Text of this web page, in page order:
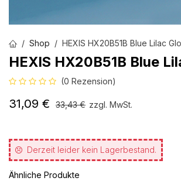
Shop HEXIS HX20B51B Blue Lilac
HEXIS HX20B51B Blue
(0 Rezension)
31,09 € 33,43€ zzgl. MwSt.
Derzeit leider kein Lagerbestand.
Ähnliche Produkte